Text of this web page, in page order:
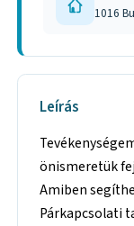
1016
Leírás
önismeretük
Amiben
Párkapcsolati